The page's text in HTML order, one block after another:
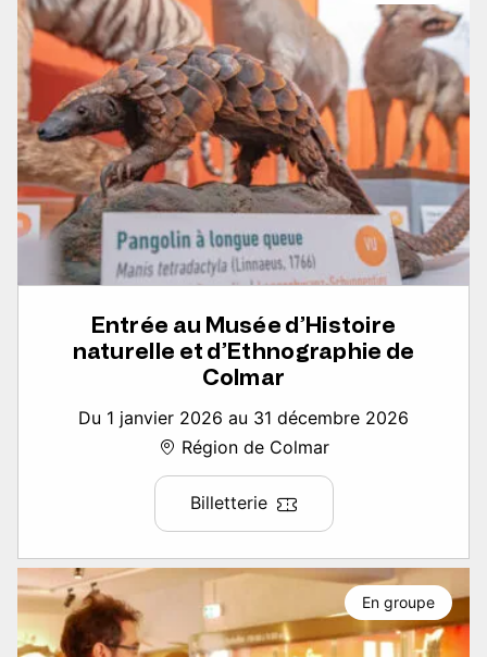
Entrée au Musée d’Histoire
naturelle et d’Ethnographie de
Colmar
Du 1 janvier 2026 au 31 décembre 2026
Région de Colmar
Billetterie
En groupe